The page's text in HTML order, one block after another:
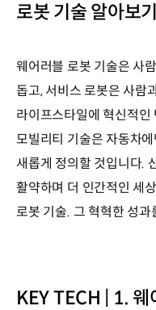
로봇 기술 알아보기
웨어러블 로봇 기술은 사
돕고, 서비스 로봇은 사람
라이프스타일에 혁신적
모빌리티 기술은 자동차
새롭게 정의할 것입니다.
활약하며 더 인간적인 세
로봇 기술. 그 혁혁한 성과
KEY TECH | 1. 웨